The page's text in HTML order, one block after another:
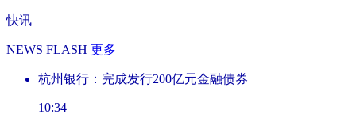
快讯
NEWS FLASH 更多
杭州银行：完成发行200亿元金融债券
10:34